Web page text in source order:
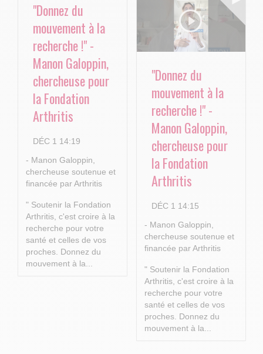
"Donnez du
mouvement à la
recherche !" -
Manon Galoppin,
chercheuse pour
la Fondation
Arthritis
DÉC 1 14:19
- Manon Galoppin,
chercheuse soutenue et
financée par Arthritis
" Soutenir la Fondation
Arthritis, c'est croire à la
recherche pour votre
santé et celles de vos
proches. Donnez du
mouvement à la...
"Donnez du
mouvement à la
recherche !" -
Manon Galoppin,
chercheuse pour
la Fondation
Arthritis
DÉC 1 14:15
- Manon Galoppin,
chercheuse soutenue et
financée par Arthritis
" Soutenir la Fondation
Arthritis, c'est croire à la
recherche pour votre
santé et celles de vos
proches. Donnez du
mouvement à la...